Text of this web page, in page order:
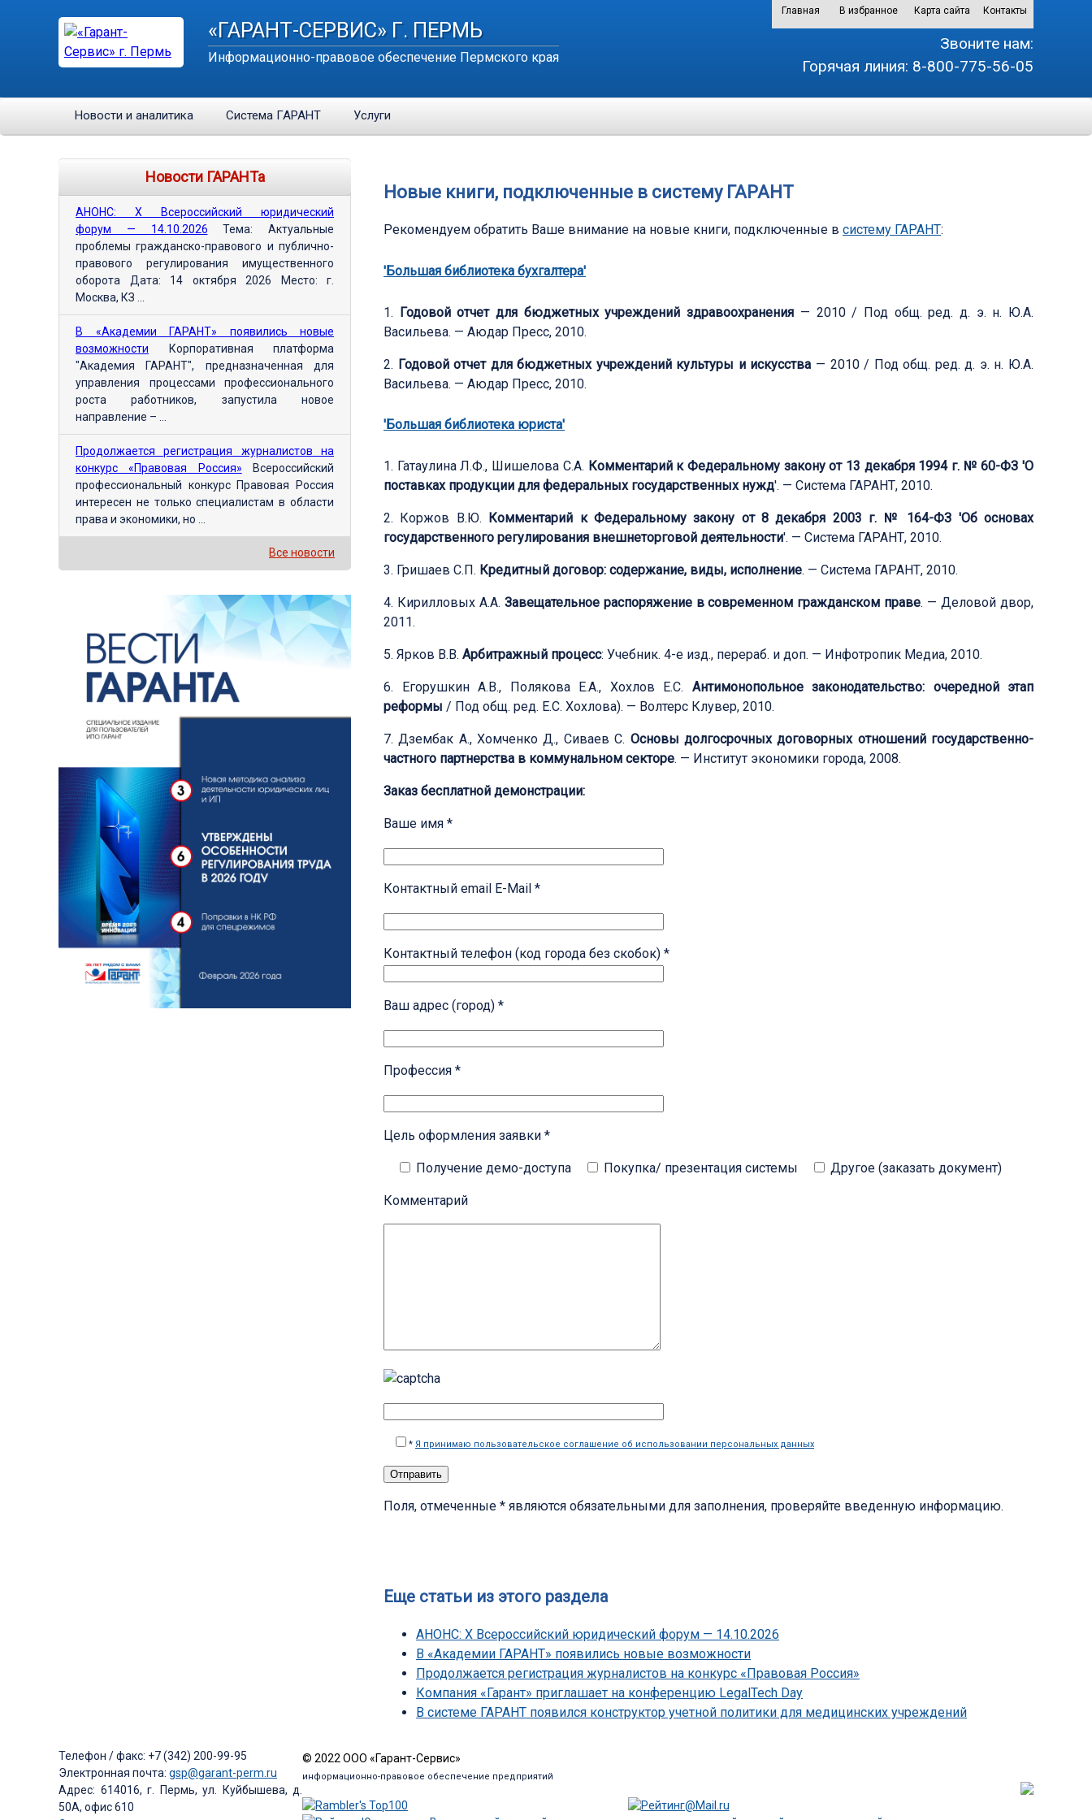
«ГАРАНТ-СЕРВИС» Г. ПЕРМЬ
Информационно-правовое обеспечение Пермского края
Главная В избранное Карта сайта Контакты
Звоните нам:
Горячая линия: 8-800-775-56-05
Новости и аналитика Система ГАРАНТ Услуги
Новые книги, подключенные в систему ГАРАНТ
Рекомендуем обратить Ваше внимание на новые книги, подключенные в систему ГАРАНТ:
'Большая библиотека бухгалтера'
1. Годовой отчет для бюджетных учреждений здравоохранения — 2010 / Под общ. ред. д. э. н. Ю.А.
Васильева. — Аюдар Пресс, 2010.
2. Годовой отчет для бюджетных учреждений культуры и искусства — 2010 / Под общ. ред. д. э. н. Ю.А.
Васильева. — Аюдар Пресс, 2010.
'Большая библиотека юриста'
1. Гатаулина Л.Ф., Шишелова С.А. Комментарий к Федеральному закону от 13 декабря 1994 г. № 60-ФЗ 'О
поставках продукции для федеральных государственных нужд'. — Система ГАРАНТ, 2010.
2. Коржов В.Ю. Комментарий к Федеральному закону от 8 декабря 2003 г. № 164-ФЗ 'Об основах
государственного регулирования внешнеторговой деятельности'. — Система ГАРАНТ, 2010.
3. Гришаев С.П. Кредитный договор: содержание, виды, исполнение. — Система ГАРАНТ, 2010.
4. Кирилловых А.А. Завещательное распоряжение в современном гражданском праве. — Деловой двор,
2011.
5. Ярков В.В. Арбитражный процесс: Учебник. 4-е изд., перераб. и доп. — Инфотропик Медиа, 2010.
6. Егорушкин А.В., Полякова Е.А., Хохлов Е.С. Антимонопольное законодательство: очередной этап
реформы / Под общ. ред. Е.С. Хохлова). — Волтерс Клувер, 2010.
7. Дзембак А., Хомченко Д., Сиваев С. Основы долгосрочных договорных отношений государственно-
частного партнерства в коммунальном секторе. — Институт экономики города, 2008.
Заказ бесплатной демонстрации:
Ваше имя *
Контактный email E-Mail *
Контактный телефон (код города без скобок) *
Ваш адрес (город) *
Профессия *
Цель оформления заявки *
Получение демо-доступа Покупка/ презентация системы Другое (заказать документ)
Комментарий
* Я принимаю пользовательское соглашение об использовании персональных данных
Поля, отмеченные * являются обязательными для заполнения, проверяйте введенную информацию.
Еще статьи из этого раздела
АНОНС: Х Всероссийский юридический форум — 14.10.2026
В «Академии ГАРАНТ» появились новые возможности
Продолжается регистрация журналистов на конкурс «Правовая Россия»
Компания «Гарант» приглашает на конференцию LegalTech Day
В системе ГАРАНТ появился конструктор учетной политики для медицинских учреждений
Новости ГАРАНТа
АНОНС: Х Всероссийский юридический
форум — 14.10.2026 Тема: Актуальные
проблемы гражданско-правового и публично-
правового регулирования имущественного
оборота Дата: 14 октября 2026 Место: г.
Москва, КЗ ...
В «Академии ГАРАНТ» появились новые
возможности Корпоративная платформа
"Академия ГАРАНТ", предназначенная для
управления процессами профессионального
роста работников, запустила новое
направление – ...
Продолжается регистрация журналистов на
конкурс «Правовая Россия» Всероссийский
профессиональный конкурс Правовая Россия
интересен не только специалистам в области
права и экономики, но ...
Все новости
Телефон / факс: +7 (342) 200-99-95
Электронная почта: gsp@garant-perm.ru
Адрес: 614016, г. Пермь, ул. Куйбышева, д.
50А, офис 610
© 2022 ООО «Гарант-Сервис»
информационно-правовое обеспечение предприятий